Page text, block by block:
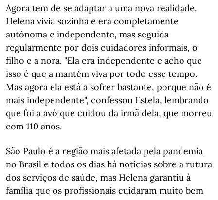
Agora tem de se adaptar a uma nova realidade.
Helena vivia sozinha e era completamente
autónoma e independente, mas seguida
regularmente por dois cuidadores informais, o
filho e a nora. "Ela era independente e acho que
isso é que a mantém viva por todo esse tempo.
Mas agora ela está a sofrer bastante, porque não é
mais independente", confessou Estela, lembrando
que foi a avó que cuidou da irmã dela, que morreu
com 110 anos.
São Paulo é a região mais afetada pela pandemia
no Brasil e todos os dias há notícias sobre a rutura
dos serviços de saúde, mas Helena garantiu à
família que os profissionais cuidaram muito bem